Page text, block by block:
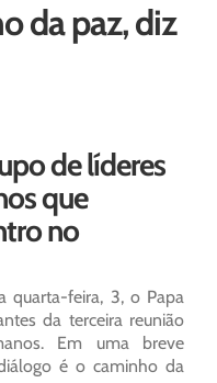
da paz, diz
de líderes
que
no
quarta-feira, 3, o Papa
da terceira reunião
Em uma breve
é o caminho da